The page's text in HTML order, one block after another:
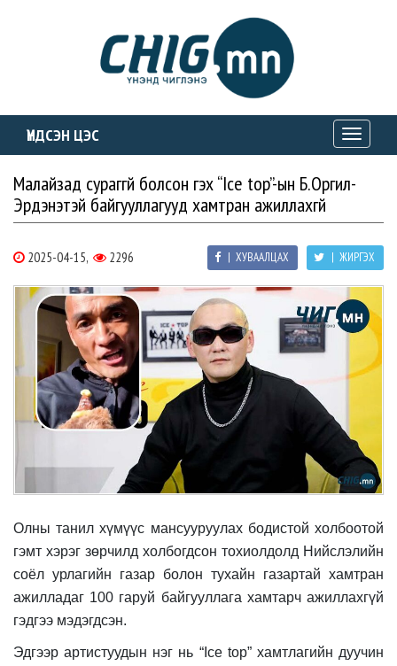
ҮНДСЭН ЦЭС
Toggle
Малайзад сураггүй болсон гэх “Ice top”-ын Б.Оргил-
Эрдэнэтэй байгууллагууд хамтран ажиллахгүй
2025-04-15, 2296 | ЖИРГЭХ
| ХУВААЛЦАХ
Олны танил хүмүүс мансууруулах бодистой холбоотой
гэмт хэрэг зөрчилд холбогдсон тохиолдолд Нийслэлийн
соёл урлагийн газар болон тухайн газартай хамтран
ажилладаг 100 гаруй байгууллага хамтарч ажиллахгүй
гэдгээ мэдэгдсэн.
Эдгээр артистуудын нэг нь “Ice top” хамтлагийн дуучин